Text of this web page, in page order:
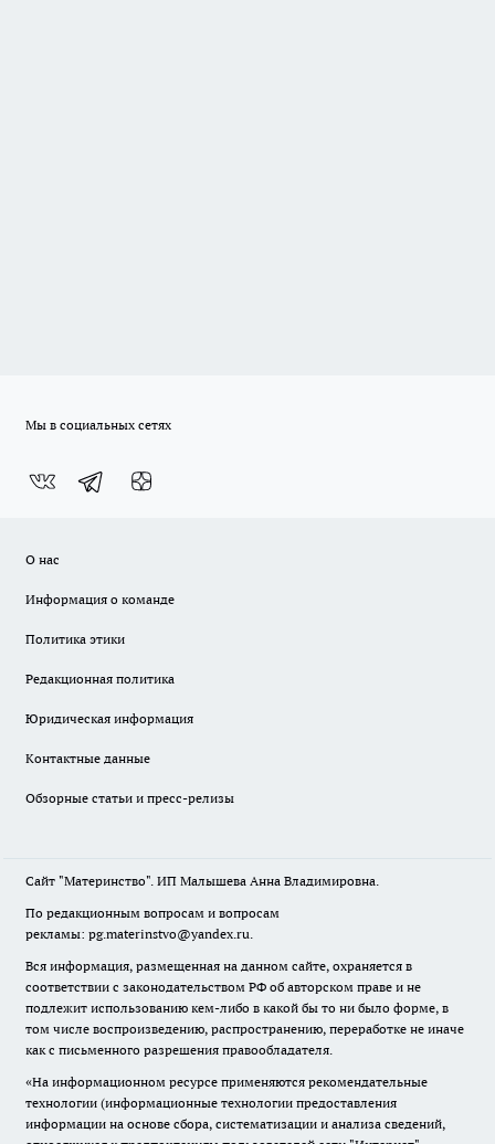
Мы в социальных сетях
О нас
Информация о команде
Политика этики
Редакционная политика
Юридическая информация
Контактные данные
Обзорные статьи и пресс-релизы
Сайт "Материнство". ИП Малышева Анна Владимировна.
По редакционным вопросам и вопросам
рекламы: pg.materinstvo@yandex.ru.
Вся информация, размещенная на данном сайте, охраняется в
соответствии с законодательством РФ об авторском праве и не
подлежит использованию кем-либо в какой бы то ни было форме, в
том числе воспроизведению, распространению, переработке не иначе
как с письменного разрешения правообладателя.
«На информационном ресурсе применяются рекомендательные
технологии (информационные технологии предоставления
информации на основе сбора, систематизации и анализа сведений,